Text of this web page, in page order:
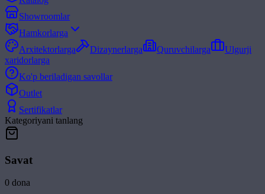
Showroomlar
Hamkorlarga
Arxitektorlarga
Dizaynerlarga Quruvchilarga
Ulgurji
xaridorlarga
Ko'p beriladigan savollar
Outlet
Sertifikatlar
Kategoriyani tanlang
Savat
0 dona